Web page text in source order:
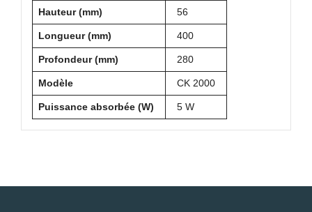
Hauteur (mm) 56
Longueur (mm) 400
Profondeur (mm) 280
Modèle CK 2000
Puissance absorbée (W) 5 W